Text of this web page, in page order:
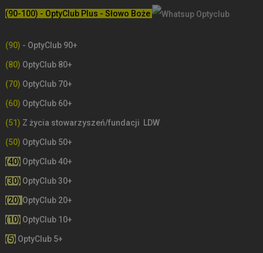
(90-100) - OptyClub Plus - Słowo Boże
(90) - OptyClub 90+
(80) OptyClub 80+
(70) OptyClub 70+
(60) OptyClub 60+
(51) Z życia stowarzyszeń/fundacji LDW
(50) OptyClub 50+
(40) OptyClub 40+
(30) OptyClub 30+
(20) OptyClub 20+
(10) OptyClub 10+
(5) OptyClub 5+